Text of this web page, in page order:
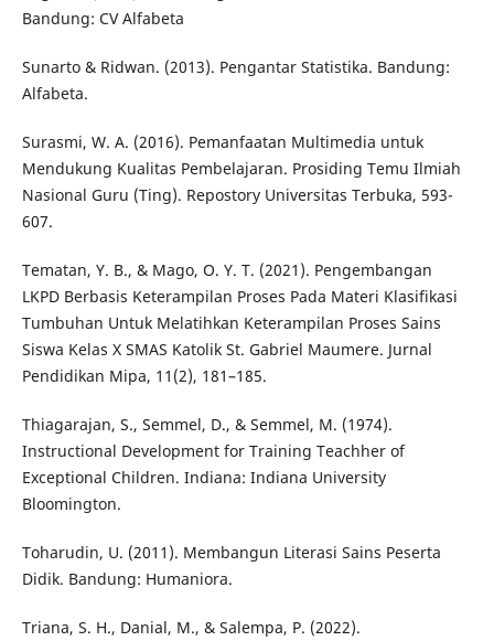
Bandung: CV Alfabeta
Sunarto & Ridwan. (2013). Pengantar Statistika. Bandung:
Alfabeta.
Surasmi, W. A. (2016). Pemanfaatan Multimedia untuk
Mendukung Kualitas Pembelajaran. Prosiding Temu Ilmiah
Nasional Guru (Ting). Repostory Universitas Terbuka, 593-
607.
Tematan, Y. B., & Mago, O. Y. T. (2021). Pengembangan
LKPD Berbasis Keterampilan Proses Pada Materi Klasifikasi
Tumbuhan Untuk Melatihkan Keterampilan Proses Sains
Siswa Kelas X SMAS Katolik St. Gabriel Maumere. Jurnal
Pendidikan Mipa, 11(2), 181–185.
Thiagarajan, S., Semmel, D., & Semmel, M. (1974).
Instructional Development for Training Teachher of
Exceptional Children. Indiana: Indiana University
Bloomington.
Toharudin, U. (2011). Membangun Literasi Sains Peserta
Didik. Bandung: Humaniora.
Triana, S. H., Danial, M., & Salempa, P. (2022).